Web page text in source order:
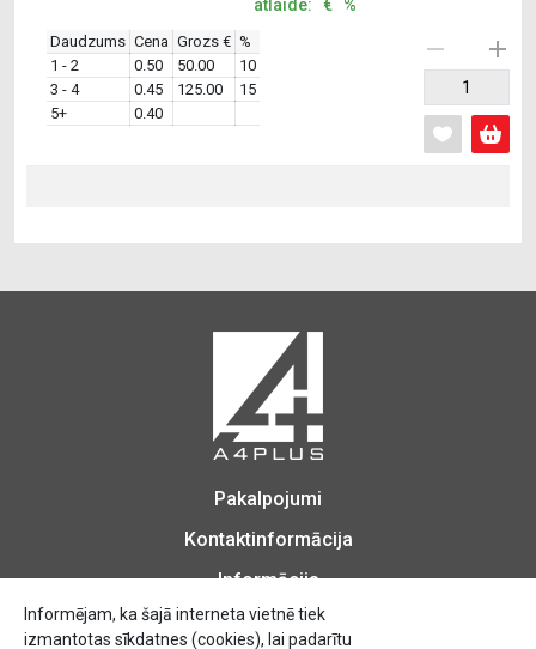
atlaide: € %
Daudzums Cena Grozs € %
1 - 2
0.50 50.00
10
3 - 4
0.45 125.00
15
5+
0.40
Pakalpojumi
Kontaktinformācija
Informācija
Informējam, ka šajā interneta vietnē tiek
izmantotas sīkdatnes (cookies), lai padarītu